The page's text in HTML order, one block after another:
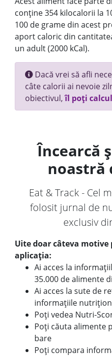
conține 354 kilocalorii la
100 de grame din acest
aport caloric din
un adult (2000 kCal).
Dacă vrei să afli
câte calorii ai nevoie
obiectivul,îl poți
Încearcă
noastră
Eat & Track - Cel
folosit jurnal de
exclusiv
Uite doar câteva motive
aplicația:
Ai acces la
35.000 de alimente
Ai acces la sute de
informațiile
Poți vedea Nutri-
Poți căuta alimente
bare
Poți compara